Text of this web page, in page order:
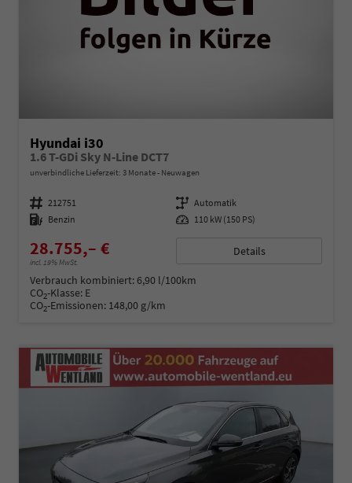
Hyundai i30
1.6 T-GDi Sky N-Line DCT7
unverbindliche Lieferzeit: 3 Monate Neuwagen
Fahrzeugnummer 212751 Getriebe Automatik
Kraftstoff Benzin Leistung 110 kW (150 PS)
28.755,– €
incl. 19% MwSt.
Details
Verbrauch kombiniert:6,90 l/100km
CO2-Klasse: E
CO2-Emissionen: 148,00 g/km